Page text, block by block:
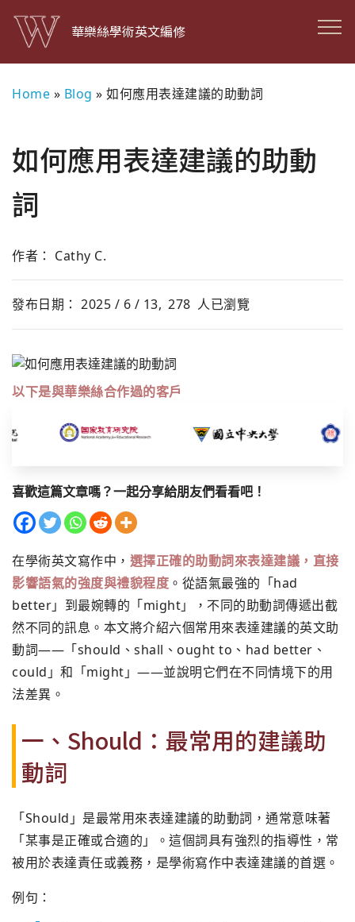
華樂絲學術英文編修
Home » Blog » 如何應用表達建議的助動詞
如何應用表達建議的助動
詞
作者： Cathy C.
發布日期： 2025 / 6 / 13, 278 人已瀏覽
以下是與華樂絲合作過的客戶
喜歡這篇文章嗎？一起分享給朋友們看看吧！
在學術英文寫作中， 選擇正確的助動詞來表達建議，直接
影響語氣的強度與禮貌程度 。從語氣最強的「had
better」到最婉轉的「might」，不同的助動詞傳遞出截
然不同的訊息。本文將介紹六個常用來表達建議的英文助
動詞——「should、shall、ought to、had better、
could」和「might」——並說明它們在不同情境下的用
法差異。
一、Should：最常用的建議助
動詞
「Should」是最常用來表達建議的助動詞，通常意味著
「某事是正確或合適的」。這個詞具有強烈的指導性，常
被用於表達責任或義務，是學術寫作中表達建議的首選。
例句：